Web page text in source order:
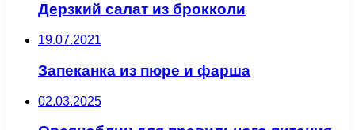
Дерзкий салат из брокколи
19.07.2021
Запеканка из пюре и фарша
02.03.2025